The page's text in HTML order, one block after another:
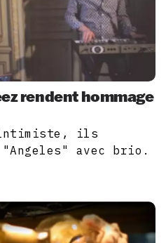
rendent hommage
intimiste, ils
avec brio.